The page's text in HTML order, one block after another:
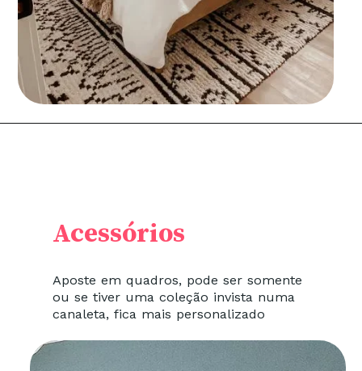
Aposte em quadros, pode ser somente
ou se tiver uma coleção invista numa
canaleta, fica mais personalizado
Acessórios